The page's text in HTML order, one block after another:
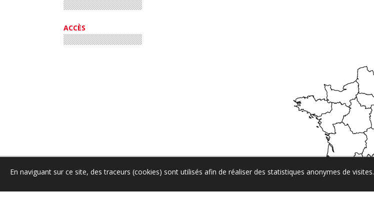
ACCÈS
En naviguant sur ce site, des traceurs (cookies) sont utilisés afin de réaliser des statistiques anonymes de visites.